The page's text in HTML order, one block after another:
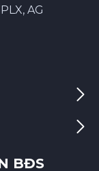
AG
BĐS